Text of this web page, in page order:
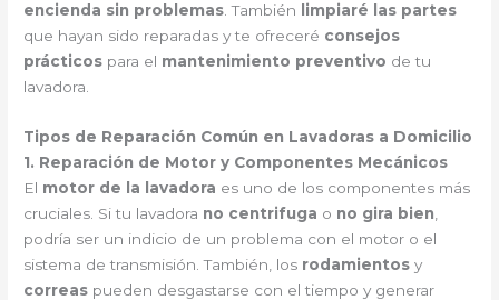
encienda sin problemas . También
limpiaré las partes
que hayan sido reparadas y te ofreceré consejos
prácticos para el mantenimiento preventivo de tu
lavadora.
Tipos de Reparación Común en Lavadoras a Domicilio
1. Reparación de Motor y Componentes Mecánicos
El motor de la lavadora es uno de los componentes más
cruciales. Si tu lavadora no centrifuga o no gira bien
podría ser un indicio de un problema con el motor o el
sistema de transmisión. También, los rodamientos y
correas pueden desgastarse con el tiempo y generar